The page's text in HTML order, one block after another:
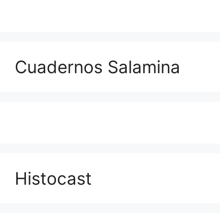
Cuadernos Salamina
Histocast